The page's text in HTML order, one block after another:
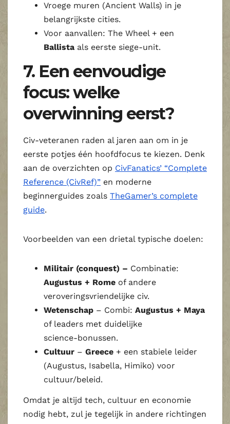
Vroege muren (Ancient Walls) in je
belangrijkste cities.
Voor aanvallen: The Wheel + een
Ballista als eerste siege‑unit.
7. Een eenvoudige
focus: welke
overwinning eerst?
Civ‑veteranen raden al jaren aan om in je
eerste potjes één hoofdfocus te kiezen. Denk
aan de overzichten op CivFanatics’ “Complete
Reference (CivRef)” en moderne
beginnerguides zoals TheGamer’s complete
guide.
Voorbeelden van een drietal typische doelen:
Militair (conquest) – Combinatie:
Augustus + Rome of andere
veroveringsvriendelijke civ.
Wetenschap – Combi: Augustus + Maya
of leaders met duidelijke
science‑bonussen.
Cultuur – Greece + een stabiele leider
(Augustus, Isabella, Himiko) voor
cultuur/beleid.
Omdat je altijd tech, cultuur en economie
nodig hebt, zul je tegelijk in andere richtingen